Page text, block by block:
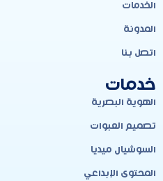
الخدمات
المدونة
اتصل بنا
خدمات
الهوية البصرية
تصميم العبوات
السوشيال ميديا
المحتوى الإبداعي